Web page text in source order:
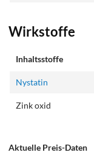
Wirkstoffe
Inhaltsstoffe
Nystatin
Zink oxid
Aktuelle Preis-Daten